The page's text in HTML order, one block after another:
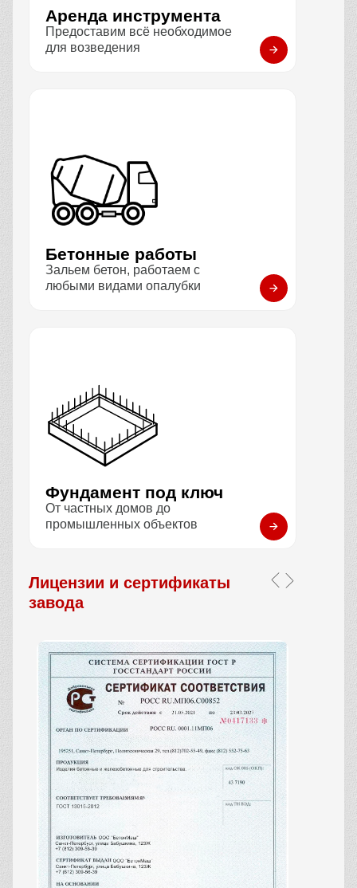
Аренда инструмента
Предоставим всё необходимое
для возведения
Бетонные работы
Зальем бетон, работаем с
любыми видами опалубки
Фундамент под ключ
От частных домов до
промышленных объектов
Лицензии и сертификаты
завода